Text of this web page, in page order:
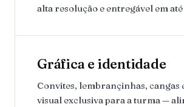
alta resolução e entregável em até
Gráfica e identidade
Convites, lembrançinhas, cangas
visual exclusiva para a turma —